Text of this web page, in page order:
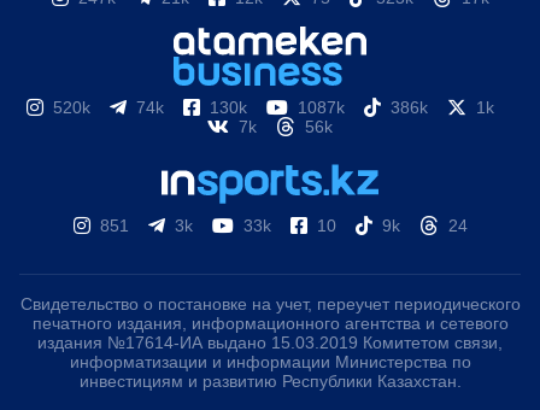
520k 74k 130k 1087k 386k
1k
7k
56k
851 3k 33k 10 9k 24
Свидетельство о постановке на учет, переучет периодического
печатного издания, информационного агентства и сетевого
издания №17614-ИА выдано 15.03.2019 Комитетом связи,
информатизации и информации Министерства по
инвестициям и развитию Республики Казахстан.